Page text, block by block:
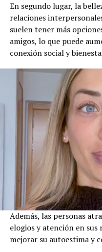
En segundo lugar, la
relaciones
suelen tener más
amigos, lo que puede
conexión social y
Además, las personas
elogios y atención en sus
mejorar su autoestima y